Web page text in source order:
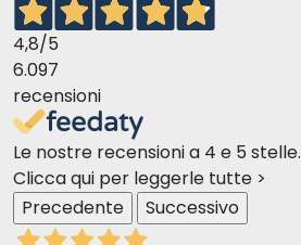
4,8/5
6.097
recensioni
Le nostre recensioni a 4 e 5 stelle.
Clicca qui per leggerle tutte >
Precedente
Successivo